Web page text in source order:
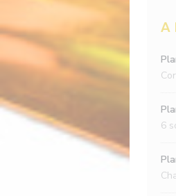
A
6